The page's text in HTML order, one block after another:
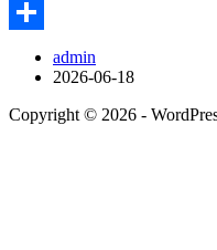
X
admin
2026-06-18
Copyright © 2026 -